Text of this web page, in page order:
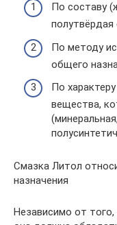
По составу
полутвёрдая
По методу
общего
По
вещества,
Смазка Литол
назначения
Независимо от